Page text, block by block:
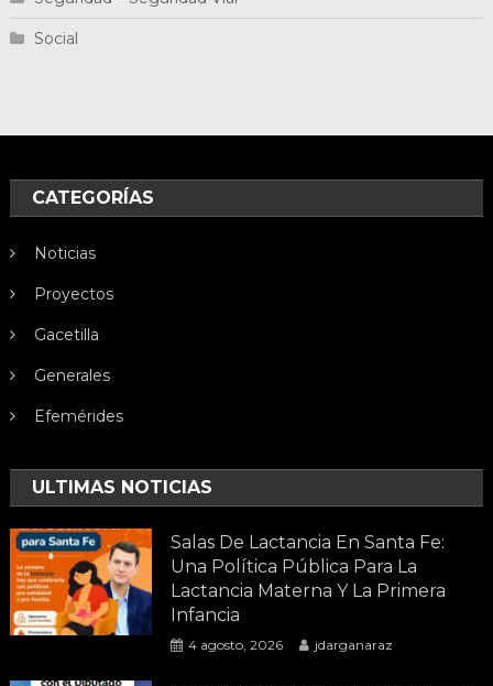
Social
CATEGORÍAS
Noticias
Proyectos
Gacetilla
Generales
Efemérides
ULTIMAS NOTICIAS
Salas De Lactancia En Santa Fe:
Una Política Pública Para La
Lactancia Materna Y La Primera
Infancia
4 agosto, 2026 jdarganaraz